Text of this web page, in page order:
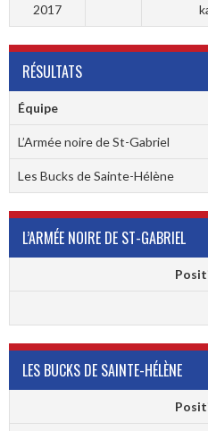
2017
RÉSULTATS
Équipe
L’Armée noire de St-Gabriel
Les Bucks de Sainte-Hélène
L’ARMÉE NOIRE DE ST-GABRIEL
LES BUCKS DE SAINTE-HÉLÈNE